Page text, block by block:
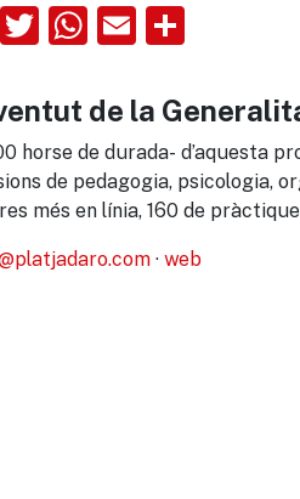
Facebook
Twitter
WhatsApp
Email
de la
horse de durada- d’aquesta
de pedagogia, psicologia,
més en línia, 160 de
· web